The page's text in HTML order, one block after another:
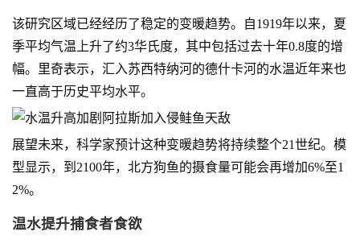
该研究区域已经经历了稳定的变暖趋势。自1919年以来，夏
季平均气温上升了约3华氏度，其中包括过去十年0.8度的增
幅。里奇表示，汇入苏西特纳河的德什卡河的水温近年来也
一直高于历史平均水平。
展望未来，科学家预计这种变暖趋势将持续整个21世纪。模
型显示，到2100年，北方狗鱼的摄食量可能会再增加6%至1
2%。
温水提升捕食者食欲